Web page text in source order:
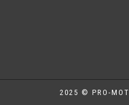
2025 © PRO-